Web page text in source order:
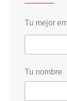
Tu mejor
Tu nombre